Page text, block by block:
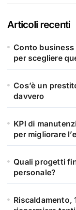
Articoli recenti
Conto
per scegliere
Cos’è un
davvero
KPI di
per migliorare
Quali progetti
personale?
Riscaldamento,